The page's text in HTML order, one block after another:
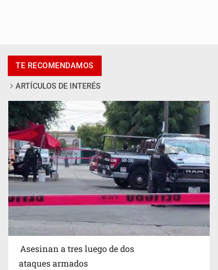
Asesinan a tres luego de dos ataques armados
Mujer resulta lesionada tras ataque de pitbull en
Zapopan
TE RECOMENDAMOS
ARTÍCULOS DE INTERÉS
Asesinan a tres luego de dos
ataques armados